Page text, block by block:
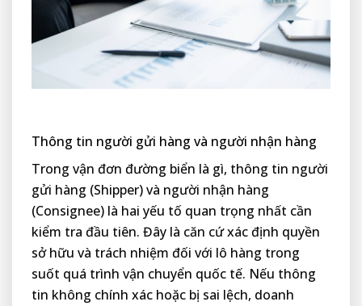
Thông tin người gửi hàng và người nhận hàng
Trong vận đơn đường biển là gì, thông tin người
gửi hàng (Shipper) và người nhận hàng
(Consignee) là hai yếu tố quan trọng nhất cần
kiểm tra đầu tiên. Đây là căn cứ xác định quyền
sở hữu và trách nhiệm đối với lô hàng trong
suốt quá trình vận chuyển quốc tế. Nếu thông
tin không chính xác hoặc bị sai lệch, doanh